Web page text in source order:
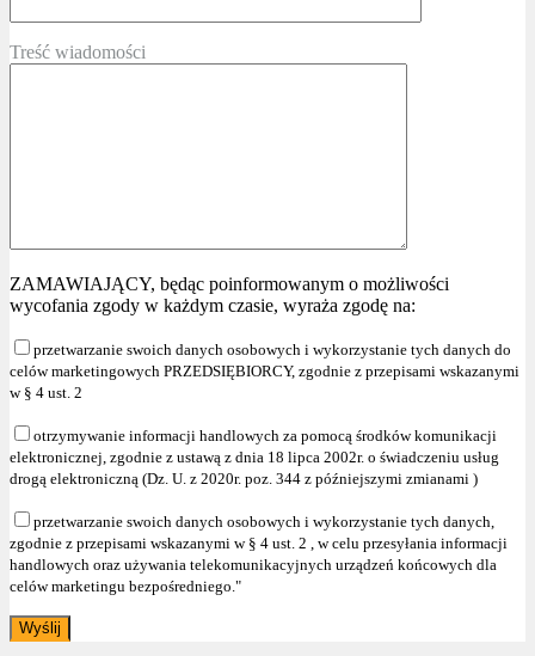
Treść wiadomości
ZAMAWIAJĄCY, będąc poinformowanym o możliwości
wycofania zgody w każdym czasie, wyraża zgodę na:
przetwarzanie swoich danych osobowych i wykorzystanie tych danych do
celów marketingowych PRZEDSIĘBIORCY, zgodnie z przepisami wskazanymi
w § 4 ust. 2
otrzymywanie informacji handlowych za pomocą środków komunikacji
elektronicznej, zgodnie z ustawą z dnia 18 lipca 2002r. o świadczeniu usług
drogą elektroniczną (Dz. U. z 2020r. poz. 344 z późniejszymi zmianami )
przetwarzanie swoich danych osobowych i wykorzystanie tych danych,
zgodnie z przepisami wskazanymi w § 4 ust. 2 , w celu przesyłania informacji
handlowych oraz używania telekomunikacyjnych urządzeń końcowych dla
celów marketingu bezpośredniego."